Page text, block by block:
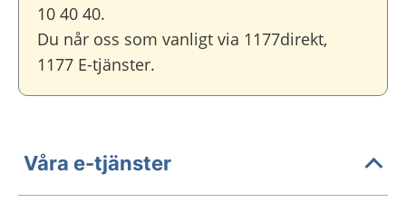
10 40 40.
Du når oss som vanligt via 1177direkt,
1177 E-tjänster.
Våra e-tjänster